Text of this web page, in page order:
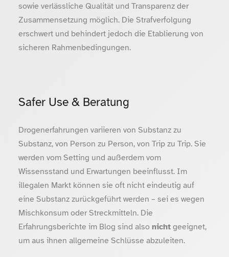
sowie verlässliche Qualität und Transparenz der
Zusammensetzung möglich. Die Strafverfolgung
erschwert und behindert jedoch die Etablierung von
sicheren Rahmenbedingungen.
Safer Use & Beratung
Drogenerfahrungen variieren von Substanz zu
Substanz, von Person zu Person, von Trip zu Trip. Sie
werden vom Setting und außerdem vom
Wissensstand und Erwartungen beeinflusst. Im
illegalen Markt können sie oft nicht eindeutig auf
eine Substanz zurückgeführt werden – sei es wegen
Mischkonsum oder Streckmitteln. Die
Erfahrungsberichte im Blog sind also nichtgeeignet,
um aus ihnen allgemeine Schlüsse abzuleiten.